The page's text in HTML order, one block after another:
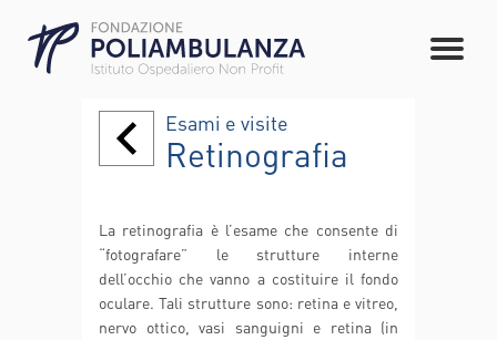
Esami e visite
Retinografia
La retinografia è l’esame che consente di
“fotografare” le strutture interne
dell’occhio che vanno a costituire il fondo
oculare. Tali strutture sono: retina e vitreo,
nervo ottico, vasi sanguigni e retina (in